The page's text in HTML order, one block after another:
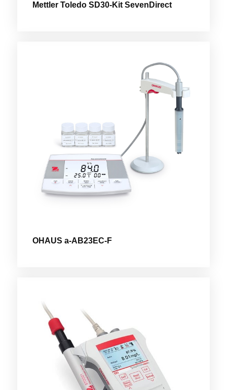
Mettler Toledo SD30-Kit SevenDirect
OHAUS a-AB23EC-F